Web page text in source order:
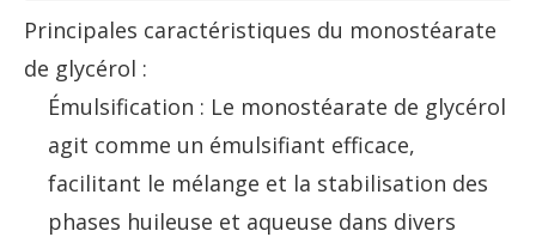
Principales caractéristiques du monostéarate
de glycérol :
Émulsification : Le monostéarate de glycérol
agit comme un émulsifiant efficace,
facilitant le mélange et la stabilisation des
phases huileuse et aqueuse dans divers